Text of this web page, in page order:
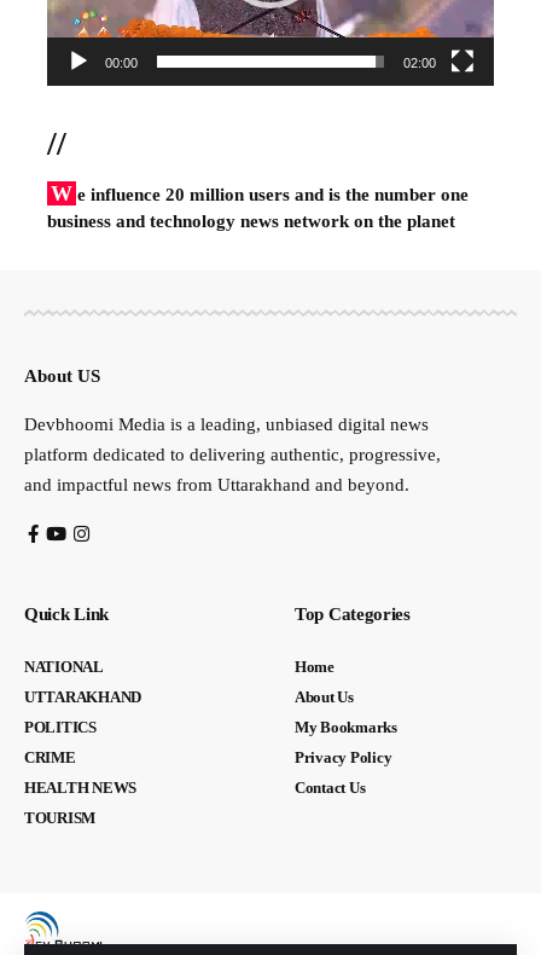
00:00 02:00
//
W e influence 20 million users and is the number one
business and technology news network on the planet
About US
Devbhoomi Media is a leading, unbiased digital news
platform dedicated to delivering authentic, progressive,
and impactful news from Uttarakhand and beyond.
Quick Link
NATIONAL
UTTARAKHAND
POLITICS
CRIME
HEALTH NEWS
TOURISM
Top Categories
Home
About Us
My Bookmarks
Privacy Policy
Contact Us